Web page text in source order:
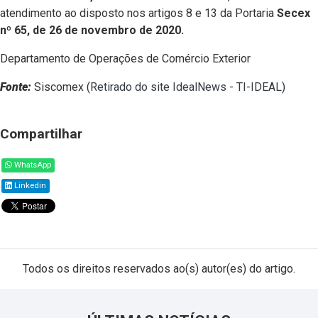
atendimento ao disposto nos artigos 8 e 13 da Portaria Secex
nº 65, de 26 de novembro de 2020.
Departamento de Operações de Comércio Exterior
Fonte: Siscomex (Retirado do site IdealNews - TI-IDEAL)
Compartilhar
WhatsApp
Linkedin
Todos os direitos reservados ao(s) autor(es) do artigo.